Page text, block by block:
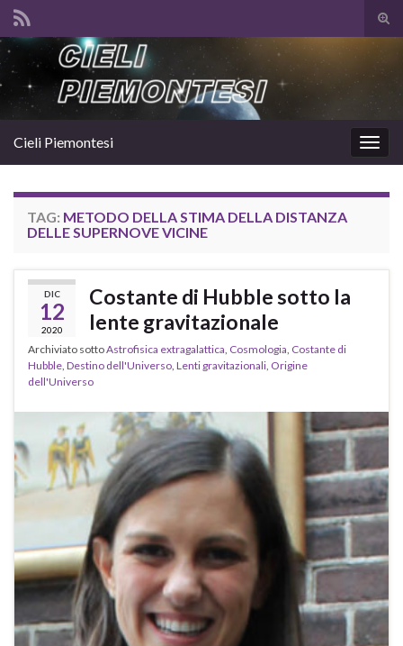
il
Search for:
la
Cieli Piemontesi
TAG: METODO DELLA STIMA DELLA DISTANZA
DELLE SUPERNOVE VICINE
DIC
12
2020
Costante di Hubble sotto la
lente gravitazionale
Archiviato sottoAstrofisica extragalattica, Cosmologia, Costante di
Hubble, Destino dell'Universo, Lenti gravitazionali, Origine
dell'Universo